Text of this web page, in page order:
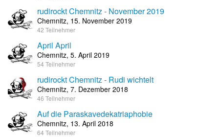
rudirockt Chemnitz - November 2019
Chemnitz, 15. November 2019
42 Teilnehmer
April April
Chemnitz, 5. April 2019
54 Teilnehmer
rudirockt Chemnitz - Rudi wichtelt
Chemnitz, 7. Dezember 2018
46 Teilnehmer
Auf die Paraskavedekatriaphobie
Chemnitz, 13. April 2018
64 Teilnehmer